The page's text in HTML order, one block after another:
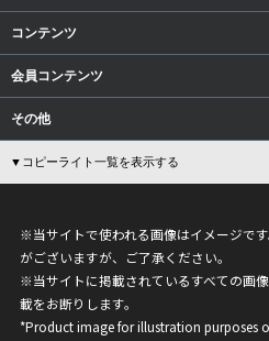
コンテンツ
会員コンテンツ
その他
▼コピーライト一覧を表示する
※当サイトで使われる画像はイメージで
がございますが、ご了承ください。
※当サイトに掲載されているすべての画
載をお断りします。
*Product image for illustration purposes